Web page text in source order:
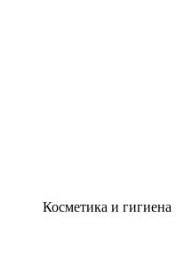
Косметика и гигиена